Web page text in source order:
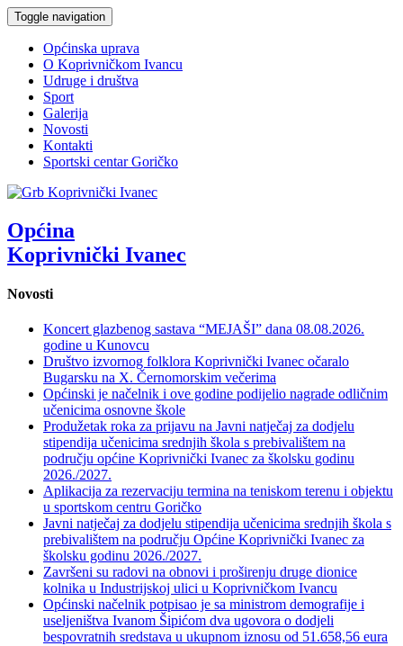
Toggle navigation
Općinska uprava
O Koprivničkom Ivancu
Udruge i društva
Sport
Galerija
Novosti
Kontakti
Sportski centar Goričko
Općina
Koprivnički Ivanec
Novosti
Koncert glazbenog sastava “MEJAŠI” dana 08.08.2026.
godine u Kunovcu
Društvo izvornog folklora Koprivnički Ivanec očaralo
Bugarsku na X. Černomorskim večerima
Općinski je načelnik i ove godine podijelio nagrade odličnim
učenicima osnovne škole
Produžetak roka za prijavu na Javni natječaj za dodjelu
stipendija učenicima srednjih škola s prebivalištem na
području općine Koprivnički Ivanec za školsku godinu
2026./2027.
Aplikacija za rezervaciju termina na teniskom terenu i objektu
u sportskom centru Goričko
Javni natječaj za dodjelu stipendija učenicima srednjih škola s
prebivalištem na području Općine Koprivnički Ivanec za
školsku godinu 2026./2027.
Završeni su radovi na obnovi i proširenju druge dionice
kolnika u Industrijskoj ulici u Koprivničkom Ivancu
Općinski načelnik potpisao je sa ministrom demografije i
useljeništva Ivanom Šipićom dva ugovora o dodjeli
bespovratnih sredstava u ukupnom iznosu od 51.658,56 eura